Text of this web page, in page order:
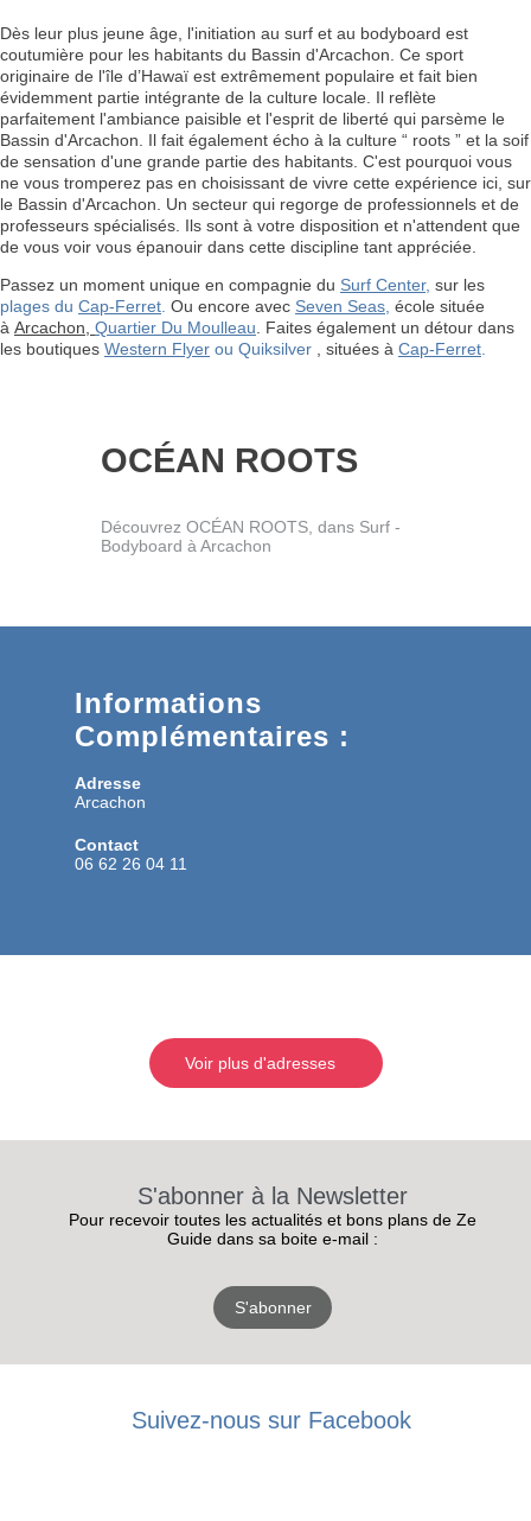
Dès leur plus jeune âge, l'initiation au surf et au bodyboard est
coutumière pour les habitants du Bassin d'Arcachon. Ce sport
originaire de l'île d’Hawaï est extrêmement populaire et fait bien
évidemment partie intégrante de la culture locale. Il reflète
parfaitement l'ambiance paisible et l'esprit de liberté qui parsème le
Bassin d'Arcachon. Il fait également écho à la culture “ roots ” et la soif
de sensation d'une grande partie des habitants. C'est pourquoi vous
ne vous tromperez pas en choisissant de vivre cette expérience ici, sur
le Bassin d'Arcachon. Un secteur qui regorge de professionnels et de
professeurs spécialisés. Ils sont à votre disposition et n'attendent que
de vous voir vous épanouir dans cette discipline tant appréciée.
Passez un moment unique en compagnie du Surf Center, sur les
plages du Cap-Ferret Ou encore avec Seven Seas école située
à Arcachon, Quartier Du Moulleau . Faites également un détour dans
les boutiques Western Flyer ou Quiksilver , situées à Cap-Ferret
OCÉAN ROOTS
Découvrez OCÉAN ROOTS, dans Surf -
Bodyboard à Arcachon
Informations
Complémentaires :
Adresse
Arcachon
Contact
06 62 26 04 11
Voir plus d'adresses
S'abonner à la Newsletter
Pour recevoir toutes les actualités et bons plans de Ze
Guide dans sa boite e-mail :
S'abonner
Suivez-nous sur Facebook